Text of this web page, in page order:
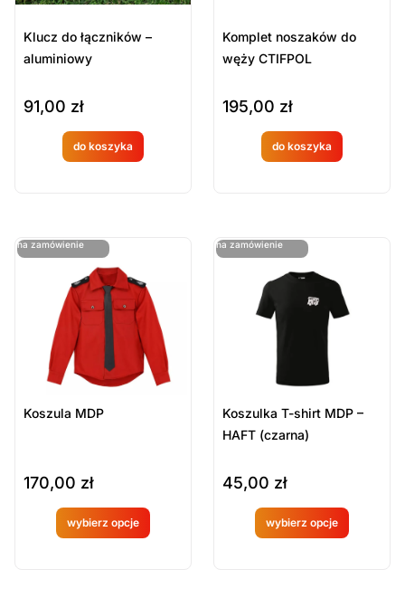
Klucz do łączników –
aluminiowy
91,00 zł
do koszyka
Produkt
na
zamówien
Komplet noszaków do
węży CTIFPOL
195,00 zł
do koszyka
Produkt
na
zamówien
na zamówienie
ostatnie sztuki
Koszula MDP
170,00 zł
wybierz opcje
Produkt
na zamówienie
ostatnie sztuki
Koszulka T-shirt MDP –
HAFT (czarna)
45,00 zł
wybierz opcje
Produkt